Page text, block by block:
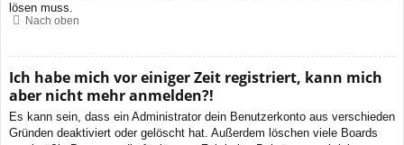
lösen muss.
Nach oben
Ich habe mich vor einiger Zeit registriert, kann mich
aber nicht mehr anmelden?!
Es kann sein, dass ein Administrator dein Benutzerkonto aus verschieden
Gründen deaktiviert oder gelöscht hat. Außerdem löschen viele Boards